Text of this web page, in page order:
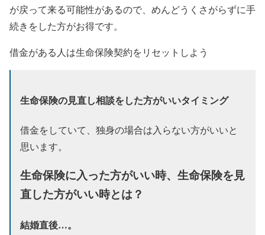
が戻って来る可能性があるので、めんどうくさがらずに手
続きをした方がお得です。
借金がある人は生命保険契約をリセットしよう
生命保険の見直し相談をした方がいいタイミング
借金をしていて、独身の場合は入らない方がいいと
思います。
生命保険に入った方がいい時、生命保険を見
直した方がいい時とは？
結婚直後…。